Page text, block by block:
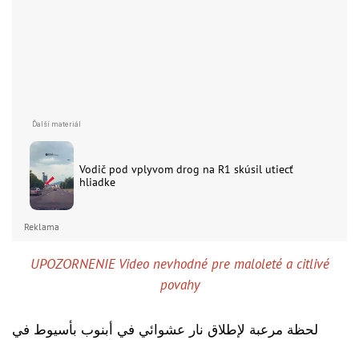
Vodič pod vplyvom drog na R1 skúsil utiecť
hliadke
Reklama
UPOZORNENIE Video nevhodné pre maloleté a citlivé
povahy
لحظة مرعبة لإطلاق نار عشوائي في أبنوب بأسيوط في